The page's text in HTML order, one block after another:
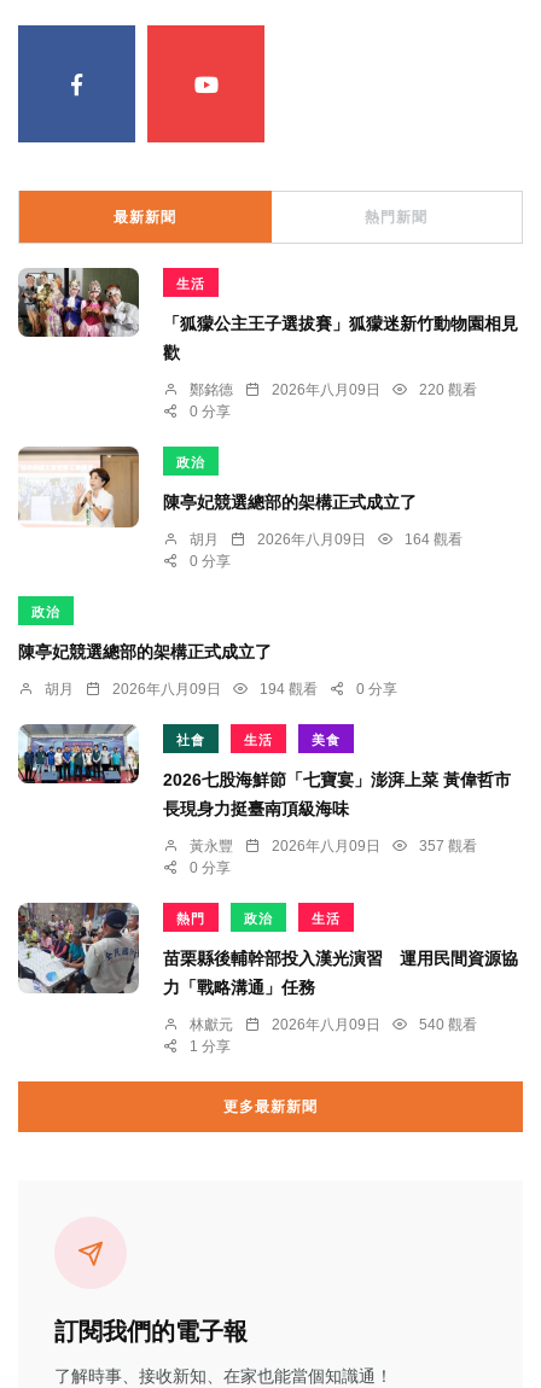
最新新聞 熱門新聞
生活
「狐獴公主王子選拔賽」狐獴迷新竹動物園相見
歡
鄭銘德 2026年八月09日
220 觀看
0 分享
政治
陳亭妃競選總部的架構正式成立了
胡月 2026年八月09日
164 觀看
0 分享
政治
陳亭妃競選總部的架構正式成立了
胡月 2026年八月09日 194 觀看 0 分享
社會 生活 美食
2026七股海鮮節「七寶宴」澎湃上菜 黃偉哲市
長現身力挺臺南頂級海味
黃永豐 2026年八月09日
357 觀看
0 分享
熱門 政治 生活
苗栗縣後輔幹部投入漢光演習 運用民間資源協
力「戰略溝通」任務
林獻元 2026年八月09日
540 觀看
1 分享
更多最新新聞
訂閱我們的電子報
了解時事、接收新知、在家也能當個知識通！